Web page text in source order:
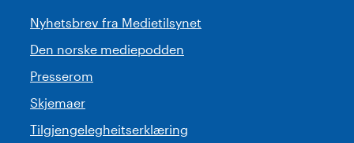
Nyhetsbrev fra Medietilsynet
Den norske mediepodden
Presserom
Skjemaer
Tilgjengelegheitserklæring